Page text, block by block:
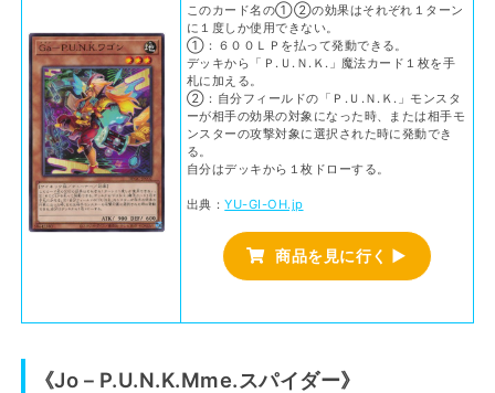
このカード名の①②の効果はそれぞれ１ターン
に１度しか使用できない。
①：６００ＬＰを払って発動できる。
デッキから「Ｐ.Ｕ.Ｎ.Ｋ.」魔法カード１枚を手
札に加える。
②：自分フィールドの「Ｐ.Ｕ.Ｎ.Ｋ.」モンスタ
ーが相手の効果の対象になった時、または相手モ
ンスターの攻撃対象に選択された時に発動でき
る。
自分はデッキから１枚ドローする。
出典：YU-GI-OH.jp
商品を見に行く ▶
《Jo－P.U.N.K.Mme.スパイダー》